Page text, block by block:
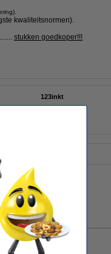
.
kwaliteitsnormen).
stukken goedkoper!!!
123inkt
-
Direct leverbaar